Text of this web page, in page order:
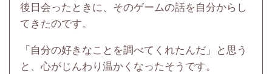
後日会ったときに、そのゲームの話を自分からし
てきたのです。
「自分の好きなことを調べてくれたんだ」と思う
と、心がじんわり温かくなったそうです。